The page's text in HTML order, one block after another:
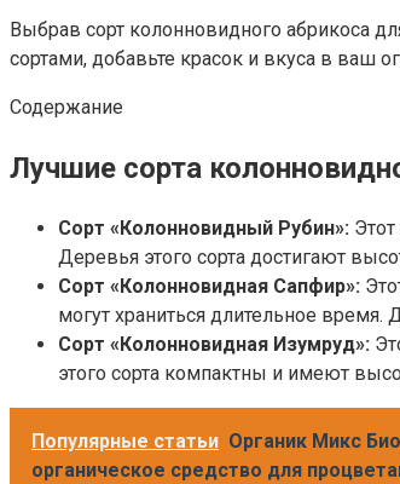
Выбрав сорт колонновидного абрикоса
сортами, добавьте красок и вкуса в ваш
Содержание
Лучшие сорта
Сорт «Колонновидный Рубин»:
Деревья этого сорта достигают
Сорт «Колонновидная Сапфир»:
могут храниться длительное время.
Сорт «Колонновидная Изумруд»:
этого сорта компактны и имеют
Популярные статьи Органик Микс
органическое средство для